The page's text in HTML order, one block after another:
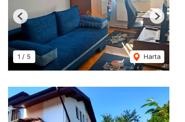
1 / 5 Harta
Previous Next